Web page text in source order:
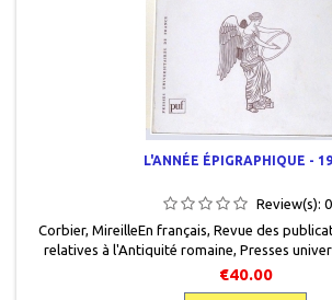
L'ANNÉE ÉPIGRAPHIQUE -
Review(s): 0
Corbier, Mireille En français, Revue des
relatives à l'Antiquité romaine, Presses
1996, 15,5 x 24, 688 pages, broché, occasion.
défraîchie.
€40.00